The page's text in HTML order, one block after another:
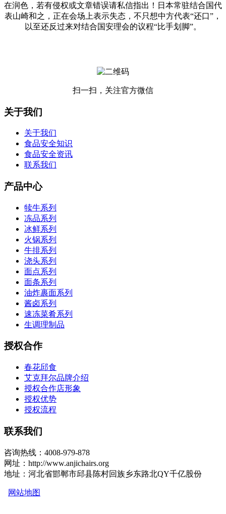
在润色，若有侵权或文章错误请私信指出！日本常驻结合国代
表山崎和之，正在会场上表示失态，不只想中方代表“还口”，
以至还反过来对结合国安理会的议程“比手划脚”。
扫一扫，关注官方微信
关于我们
关于我们
食品安全知识
食品安全资讯
联系我们
产品中心
犊牛系列
冻品系列
冰鲜系列
火锅系列
牛排系列
浇头系列
面点系列
面条系列
油炸裹面系列
酱卤系列
速冻菜肴系列
生调理制品
授权合作
春花邱食
艾克拜尔品牌介绍
授权合作店形象
授权优势
授权流程
联系我们
咨询热线：4008-979-878
网址：http://www.anjichairs.org
地址：河北省邯郸市邱县陈村回族乡东路北QY千亿股份
网站地图